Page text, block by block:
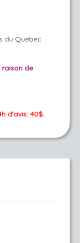
du Québec
raison de
d'avis: 40$.